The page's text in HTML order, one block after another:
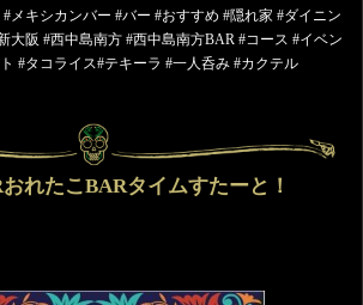
メキシカンバー #バー #おすすめ #隠れ家 #ダイニン
大阪 #西中島南方 #西中島南方BAR #コース #イベン
#タコライス#テキーラ #一人呑み #カクテル
れたこBARタイムすたーと！